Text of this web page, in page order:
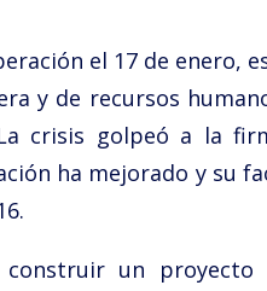
el 17 de enero,
y de recursos
crisis golpeó a la
ha mejorado y su
un